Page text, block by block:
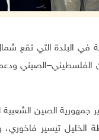
في البلدة التي
ودعم
جمهورية الصين
تيسير فاخوري،